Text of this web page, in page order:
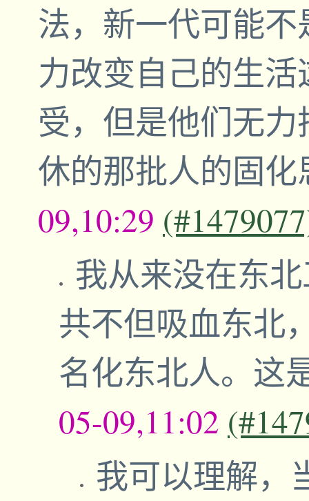
法，新一代可能
力改变自己的生
受，但是他们无
休的那批人的固
09,10:29
我从来没在东
共不但吸血东北
名化东北人。这
05-09,11:02
我可以理解，